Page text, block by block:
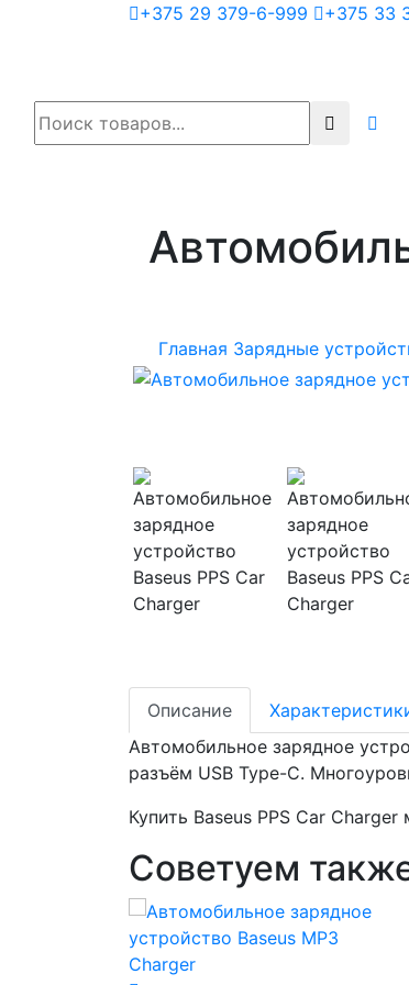
+375 29 379-6-999 +375 33
Главная Зарядные
Описание
Автомобильное зарядное
разъём USB Type-C.
Купить Baseus PPS Car
Советуем